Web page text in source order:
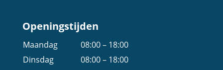
Openingstijden
Maandag
08:00 – 18:00
Dinsdag
08:00 – 18:00